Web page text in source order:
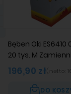
Bęben Oki ES6410
20 tys. M
196,90 zł(netto:
DO